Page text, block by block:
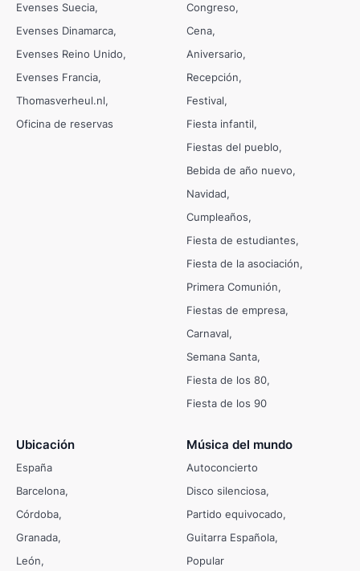
Evenses Suecia
Evenses Dinamarca
Evenses Reino Unido
Evenses Francia
Thomasverheul.nl
Oficina de reservas
Congreso
Cena
Aniversario
Recepción
Festival
Fiesta infantil
Fiestas del pueblo
Bebida de año nuevo
Navidad
Cumpleaños
Fiesta de estudiantes
Fiesta de la asociación
Primera Comunión
Fiestas de empresa
Carnaval
Semana Santa
Fiesta de los 80
Fiesta de los 90
Ubicación
España
Barcelona
Córdoba
Granada
León
Música del mundo
Autoconcierto
Disco silenciosa
Partido equivocado
Guitarra Española
Popular